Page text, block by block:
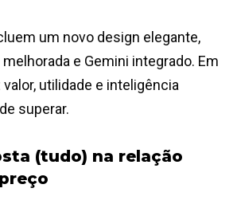
um novo design elegante,
e Gemini integrado. Em
valor, utilidade e inteligência
superar.
(tudo) na relação